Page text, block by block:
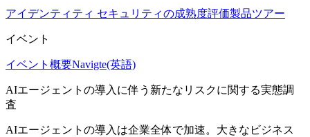
アイデンティティ セキュリティの成熟度評価製品ツアー
イベント
イベント概要Navigte(英語)
AIエージェントの導入に伴う新たなリスクに関する実態調
査
AIエージェントの導入は企業全体で加速。大きなビジネス